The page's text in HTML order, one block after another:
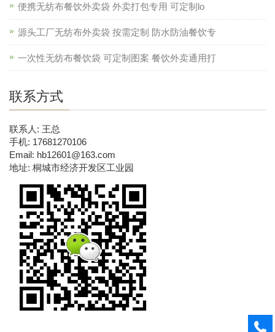
便携无纺布餐饮外卖袋 外卖打包专用 可定制lo
源头工厂无纺布外卖袋 按需定制 防水防油餐饮专
一次性无纺布餐饮袋 可定制图案 餐饮外卖通用打
联系方式
联系人: 王总
手机: 17681270106
Email: hb12601@163.com
地址: 桐城市经济开发区工业园